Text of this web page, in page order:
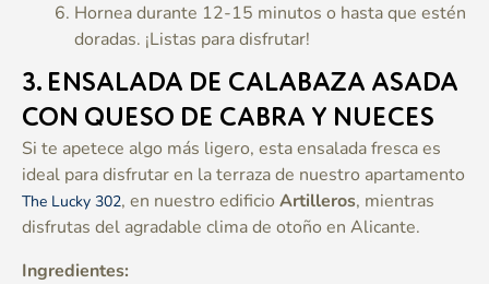
Hornea durante 12-15 minutos o hasta que estén
doradas. ¡Listas para disfrutar!
3. ENSALADA DE CALABAZA ASADA
CON QUESO DE CABRA Y NUECES
Si te apetece algo más ligero, esta ensalada fresca es
ideal para disfrutar en la terraza de nuestro apartamento
The Lucky 302, en nuestro edificio Artilleros, mientras
disfrutas del agradable clima de otoño en Alicante.
Ingredientes: